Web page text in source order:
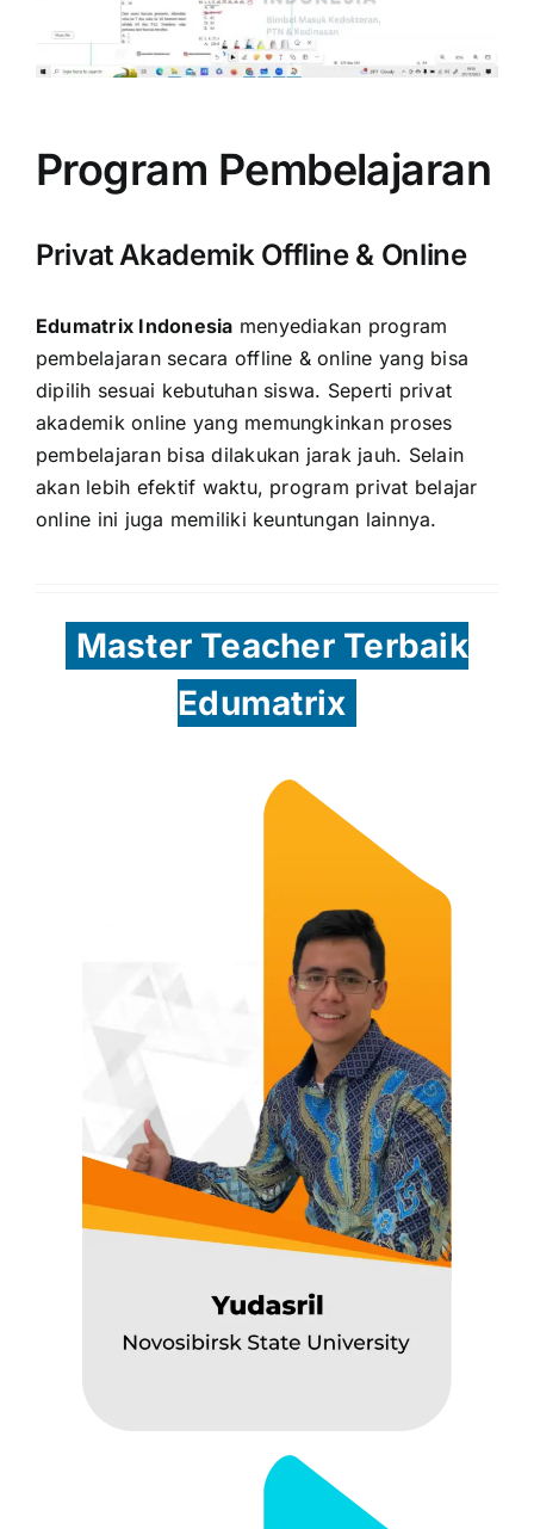
Program Pembelajaran
Privat Akademik Offline & Online
Edumatrix Indonesia menyediakan program
pembelajaran secara offline & online yang bisa
dipilih sesuai kebutuhan siswa. Seperti privat
akademik online yang memungkinkan proses
pembelajaran bisa dilakukan jarak jauh. Selain
akan lebih efektif waktu, program privat belajar
online ini juga memiliki keuntungan lainnya.
Master Teacher Terbaik
Edumatrix